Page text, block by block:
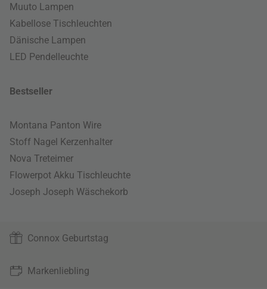
Muuto Lampen
Kabellose Tischleuchten
Dänische Lampen
LED Pendelleuchte
Bestseller
Montana Panton Wire
Stoff Nagel Kerzenhalter
Nova Treteimer
Flowerpot Akku Tischleuchte
Joseph Joseph Wäschekorb
Connox Geburtstag
Markenliebling